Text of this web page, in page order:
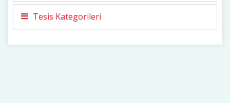
Tesis Kategorileri